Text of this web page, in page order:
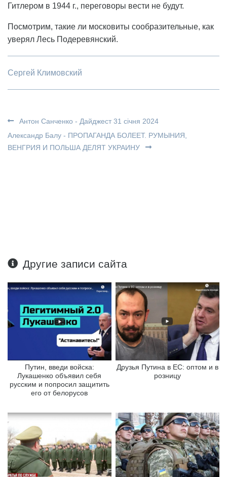
Гитлером в 1944 г., переговоры вести не будут.
Посмотрим, такие ли московиты сообразительные, как
уверял Лесь Подеревянский.
Сергей Климовский
Антон Санченко - Дайджест 31 січня 2024
Александр Балу - ПРОПАГАНДА БОЛЕЕТ. РУМЫНИЯ,
ВЕНГРИЯ И ПОЛЬША ДЕЛЯТ УКРАИНУ
Другие записи сайта
Путин, введи войска:
Лукашенко объявил себя
русским и попросил защитить
его от белорусов
Друзья Путина в ЕС: оптом и в
розницу